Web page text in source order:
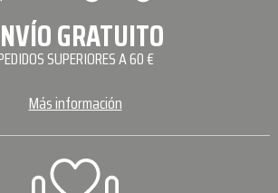
GRATUITO
SUPERIORES A 60 €
Más información